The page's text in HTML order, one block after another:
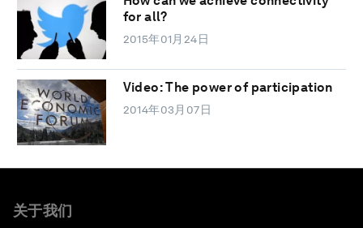
for all?
2015年01月24日
Video: The power of participation
2014年03月07日
关于我们